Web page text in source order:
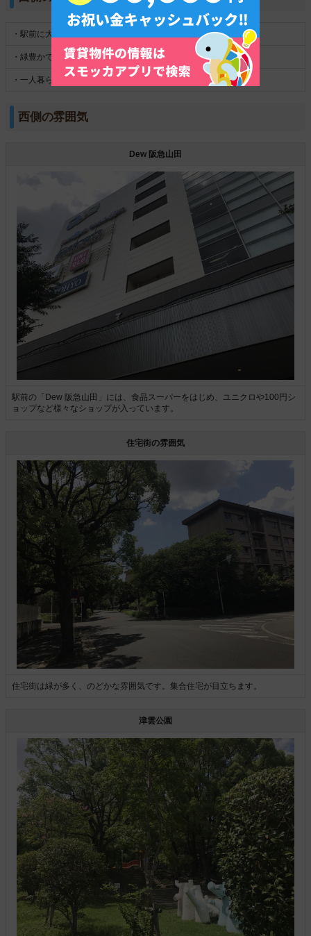
・駅前に大型商業施設がある
・緑豊かで、静かな環境
・一人暮らし向けの物件が少ない
西側の雰囲気
Dew 阪急山田
駅前の「Dew 阪急山田」には、食品スーパーをはじめ、ユニクロや100円シ
ョップなど様々なショップが入っています。
住宅街の雰囲気
住宅街は緑が多く、のどかな雰囲気です。集合住宅が目立ちます。
津雲公園